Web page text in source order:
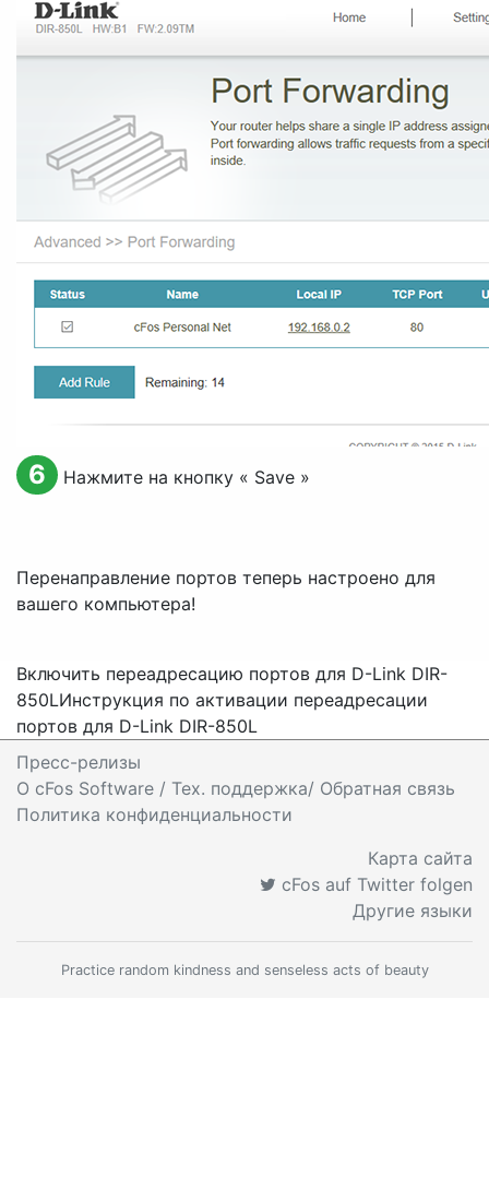
6 Нажмите на кнопку « Save»
Перенаправление портов теперь настроено для
вашего компьютера!
Включить переадресацию портов для D-Link DIR-
850LИнструкция по активации переадресации
портов для D-Link DIR-850L
Пресс-релизы
O cFos Software / Тех. поддержка/ Обратная связь
Политика конфиденциальности
Карта сайта
cFos auf Twitter folgen
Другие языки
Practice random kindness and senseless acts of beauty